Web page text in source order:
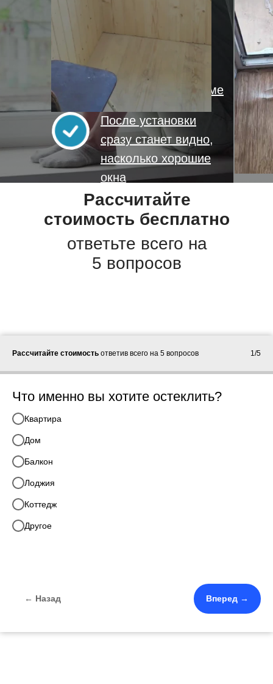
в течение суток
работает в
оптимальном режиме
После установки
сразу станет видно,
насколько хорошие
окна
ответьте всего на
5 вопросов
Рассчитайте
стоимость бесплатно
Рассчитайте стоимость ответив всего на 5 вопросов 1/5
Что именно вы хотите остеклить?
Квартира
Дом
Балкон
Лоджия
Коттедж
Другое
← Назад Вперед →